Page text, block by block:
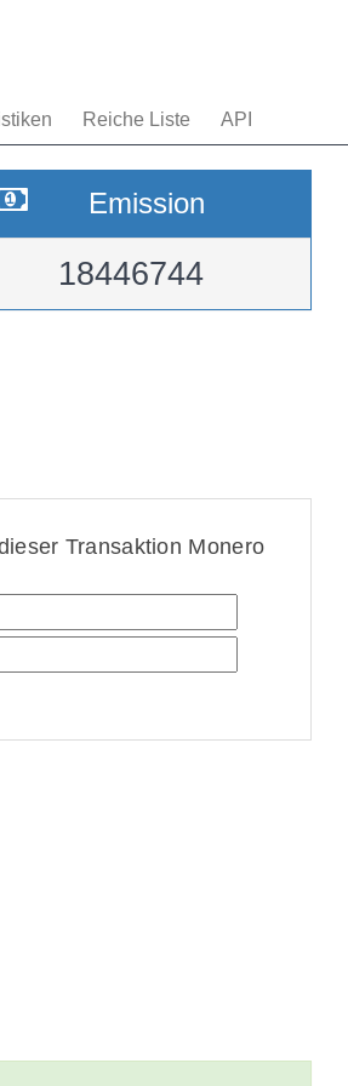
Reiche Liste API
Emission
18446744
Transaktion Monero